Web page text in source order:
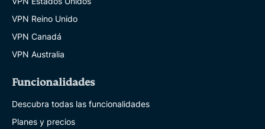
VPN Reino Unido
VPN Canadá
VPN Australia
Funcionalidades
Descubra todas las funcionalidades
Planes y precios